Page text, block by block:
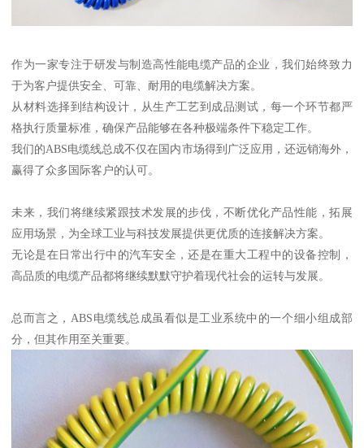
作为一家专注于研发与制造高性能电缆产品的企业，我们始终致力
于为客户提供安全、可靠、耐用的电缆解决方案。
从材料选择到结构设计，从生产工艺到成品测试，每一个环节都严
格执行质量标准，确保产品能够在各种极端条件下稳定工作。
我们的ABS电缆线总成不仅在国内市场得到广泛应用，还远销海外，
赢得了众多国际客户的认可。
未来，我们将继续紧跟技术发展的步伐，不断优化产品性能，拓展
应用场景，为全球工业与科技发展提供更优质的连接解决方案。
无论是在日常出行中的汽车安全，还是在重大工程中的设备控制，
高品质的电缆产品都将继续默默守护着现代社会的运转与发展。
总而言之，ABS电缆线总成虽看似是工业系统中的一个细小组成部
分，但其作用至关重要。